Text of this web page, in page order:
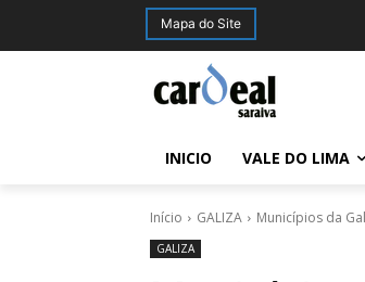
Mapa do Site
INICIO VALE DO LIMA
Início GALIZA Municípios da
GALIZA